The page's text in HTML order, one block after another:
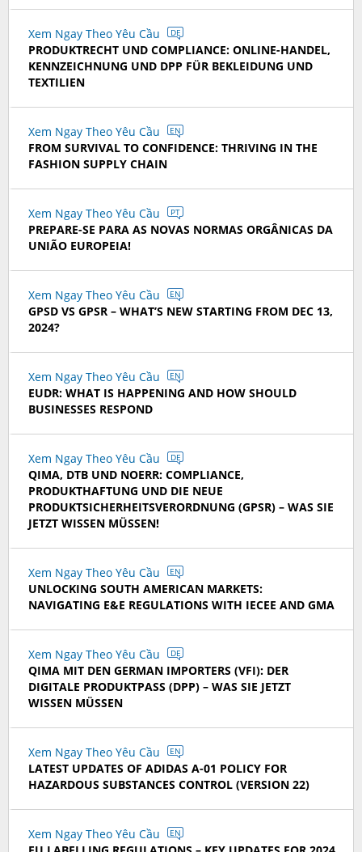
Xem Ngay Theo Yêu Cầu DE
PRODUKTRECHT UND COMPLIANCE: ONLINE-HANDEL,
KENNZEICHNUNG UND DPP FÜR BEKLEIDUNG UND
TEXTILIEN
Xem Ngay Theo Yêu Cầu EN
FROM SURVIVAL TO CONFIDENCE: THRIVING IN THE
FASHION SUPPLY CHAIN
Xem Ngay Theo Yêu Cầu PT
PREPARE-SE PARA AS NOVAS NORMAS ORGÂNICAS DA
UNIÃO EUROPEIA!
Xem Ngay Theo Yêu Cầu EN
GPSD VS GPSR – WHAT’S NEW STARTING FROM DEC 13,
2024?
Xem Ngay Theo Yêu Cầu EN
EUDR: WHAT IS HAPPENING AND HOW SHOULD
BUSINESSES RESPOND
Xem Ngay Theo Yêu Cầu DE
QIMA, DTB UND NOERR: COMPLIANCE,
PRODUKTHAFTUNG UND DIE NEUE
PRODUKTSICHERHEITSVERORDNUNG (GPSR) – WAS SIE
JETZT WISSEN MÜSSEN!
Xem Ngay Theo Yêu Cầu EN
UNLOCKING SOUTH AMERICAN MARKETS:
NAVIGATING E&E REGULATIONS WITH IECEE AND GMA
Xem Ngay Theo Yêu Cầu DE
QIMA MIT DEN GERMAN IMPORTERS (VFI): DER
DIGITALE PRODUKTPASS (DPP) – WAS SIE JETZT
WISSEN MÜSSEN
Xem Ngay Theo Yêu Cầu EN
LATEST UPDATES OF ADIDAS A-01 POLICY FOR
HAZARDOUS SUBSTANCES CONTROL (VERSION 22)
Xem Ngay Theo Yêu Cầu EN